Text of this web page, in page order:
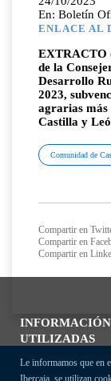
UTILIZADAS
Le informamos que en
Ibercaja, se utilizan
En: Boletín
ENLACE AL
EXTRACTO
de la
Desarrollo
2023,
agrarias más
Castilla y
Comunidad de
Compartir en
Compartir en
Compartir en